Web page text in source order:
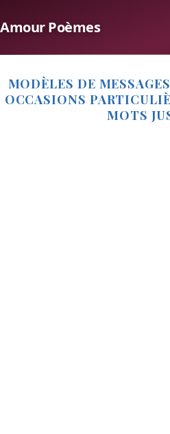
au
Amour Poèmes
MODÈLES DE
OCCASIONS
MOTS